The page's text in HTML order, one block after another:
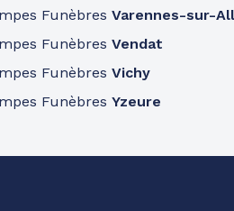
FunèbresVarennes-sur-
FunèbresVendat
FunèbresVichy
FunèbresYzeure